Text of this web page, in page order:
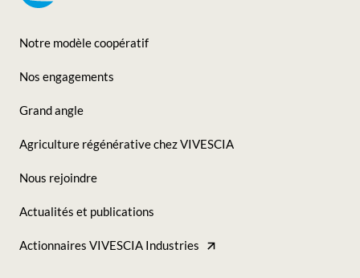
Seconde
colonne
Notre modèle coopératif
Nos engagements
Grand angle
Agriculture régénérative chez VIVESCIA
Nous rejoindre
Actualités et publications
Actionnaires VIVESCIA Industries